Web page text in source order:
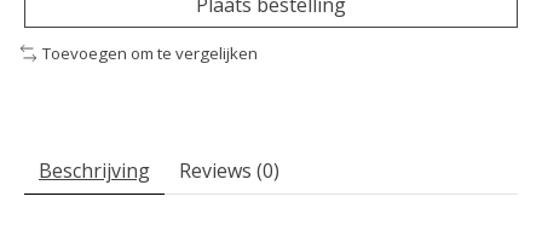
Toevoegen om te vergelijken
Beschrijving Reviews (0)